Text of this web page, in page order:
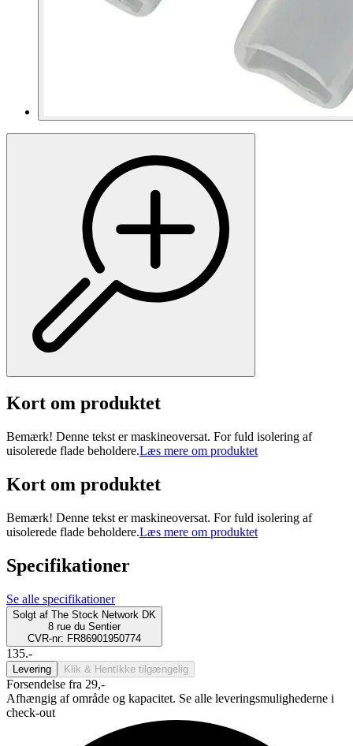
Kort om produktet
Bemærk! Denne tekst er maskineoversat. For fuld isolering af
uisolerede flade beholdere.Læs mere om produktet
Kort om produktet
Bemærk! Denne tekst er maskineoversat. For fuld isolering af
uisolerede flade beholdere.Læs mere om produktet
Specifikationer
Se alle specifikationer
Solgt af The Stock Network DK
8 rue du Sentier
CVR-nr: FR86901950774
135.-
Levering Klik & Hent Ikke tilgængelig
Forsendelse fra 29,-
Afhængig af område og kapacitet. Se alle leveringsmulighederne i
check-out